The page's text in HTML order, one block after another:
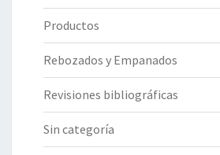
Productos
Rebozados y Empanados
Revisiones bibliográficas
Sin categoría